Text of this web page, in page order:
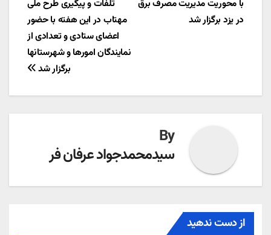
نوشته
تلفات و پیگیری طرح ملی
مهتاب در این هفته با حضور
اعضای ستادی و تعدادی از
نمایندگان امورها و شهرستانها
برگزار شد
با محوریت مدیریت مصرف برق
در یزد برگزار شد
By
سیدمحمدجواد عرفان فر
از دست ندهید